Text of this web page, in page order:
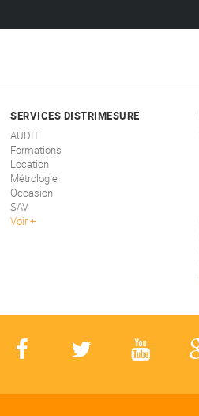
SERVICES DISTRIMESURE
AUDIT
Formations
Location
Métrologie
Occasion
SAV
Voir